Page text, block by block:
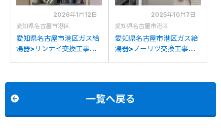
2026年1月12日
愛知県名古屋市港区
愛知県名古屋市港区ガス給
湯器>リンナイ交換工事施
2025年10月7日
愛知県名古屋市港区
愛知県名古屋市港区ガス給
湯器>ノーリツ交換工事施
一覧へ戻る